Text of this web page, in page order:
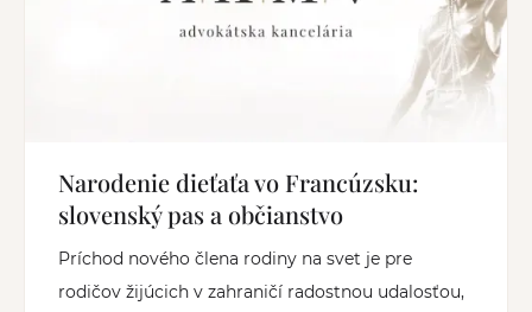
Narodenie dieťaťa vo Francúzsku:
slovenský pas a občianstvo
Príchod nového člena rodiny na svet je pre
rodičov žijúcich v zahraničí radostnou udalosťou,